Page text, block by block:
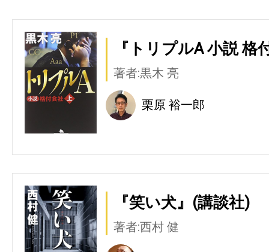
『トリプルA 小説 格
著者:黒木 亮
栗原 裕一郎
『笑い犬』(講談社)
著者:西村 健